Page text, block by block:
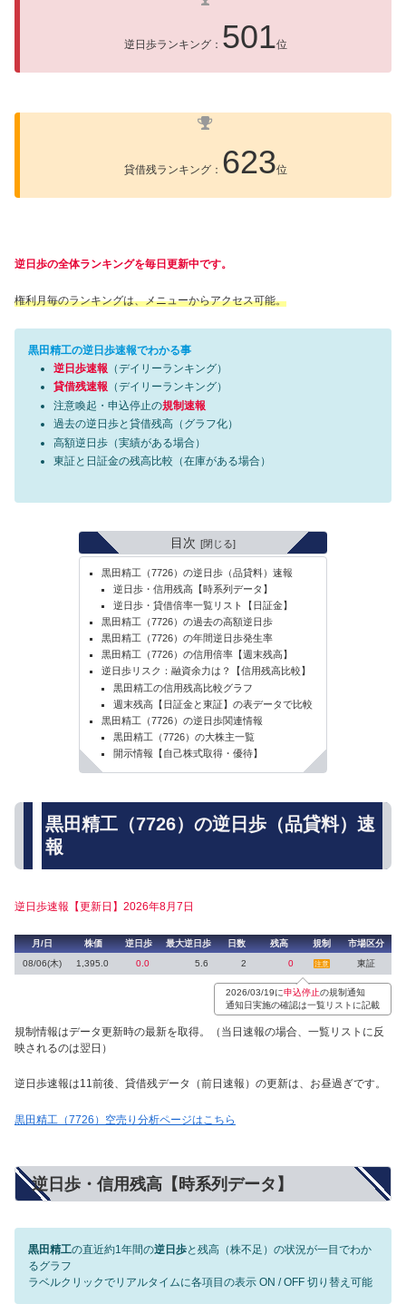
逆日歩ランキング： 501位
貸借残ランキング： 623位
逆日歩の全体ランキングを毎日更新中です。
権利月毎のランキングは、メニューからアクセス可能。
黒田精工の逆日歩速報でわかる事
逆日歩速報 （デイリーランキング）
貸借残速報 （デイリーランキング）
注意喚起・申込停止の規制速報
過去の逆日歩と貸借残高（グラフ化）
高額逆日歩（実績がある場合）
東証と日証金の残高比較（在庫がある場合）
目次
黒田精工（7726）の逆日歩（品貸料）速報
逆日歩・信用残高【時系列データ】
逆日歩・貸借倍率一覧リスト【日証金】
黒田精工（7726）の過去の高額逆日歩
黒田精工（7726）の年間逆日歩発生率
黒田精工（7726）の信用倍率【週末残高】
逆日歩リスク：融資余力は？【信用残高比較】
黒田精工の信用残高比較グラフ
週末残高【日証金と東証】の表データで比較
黒田精工（7726）の逆日歩関連情報
黒田精工（7726）の大株主一覧
開示情報【自己株式取得・優待】
黒田精工（7726）の逆日歩（品貸料）速
報
逆日歩速報【更新日】2026年8月7日
月/日 株価 逆日歩 最大逆日歩 日数 残高 規制
市場区分
08/06(木)
1,395.0 0.0 5.6 2 0 注意 東証
2026/03/19に申込停止の規制通知
通知日実施の確認は一覧リストに記載
規制情報はデータ更新時の最新を取得。（当日速報の場合、一覧リストに反
映されるのは翌日）
逆日歩速報は11前後、貸借残データ（前日速報）の更新は、お昼過ぎです。
黒田精工（7726）空売り分析ページはこちら
逆日歩・信用残高【時系列データ】
黒田精工の直近約1年間の逆日歩と残高（株不足）の状況が一目でわか
るグラフ
ラベルクリックでリアルタイムに各項目の表示 ON / OFF 切り替え可能